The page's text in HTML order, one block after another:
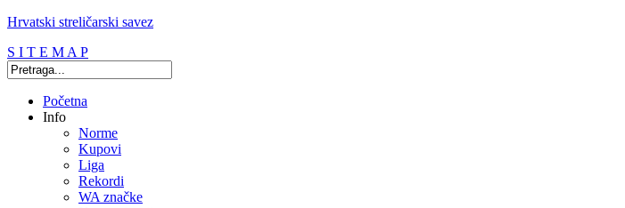
Hrvatski streličarski savez
S I T E M A P
Početna
Info
Norme
Kupovi
Liga
Rekordi
WA značke